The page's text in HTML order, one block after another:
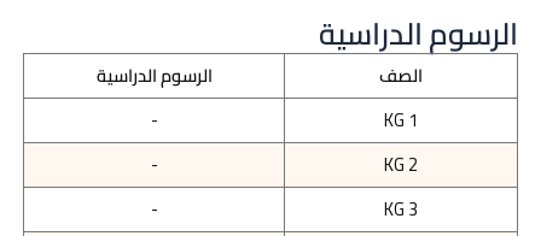
الرسوم الدراسية
الصف
الرسوم الدراسية
KG 1
-
KG 2
-
KG 3
-